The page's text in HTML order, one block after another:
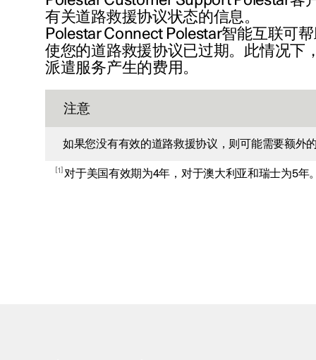
有关道路救援协议状态的信息。
Polestar Connect Polestar智能互联可
使您的道路救援协议已过期。此情况下
派遣服务产生的费用。
注意
如果您没有有效的道路救援协议，则可能需要额外
1 对于美国有效期为4年，对于澳大利亚和瑞士为5年